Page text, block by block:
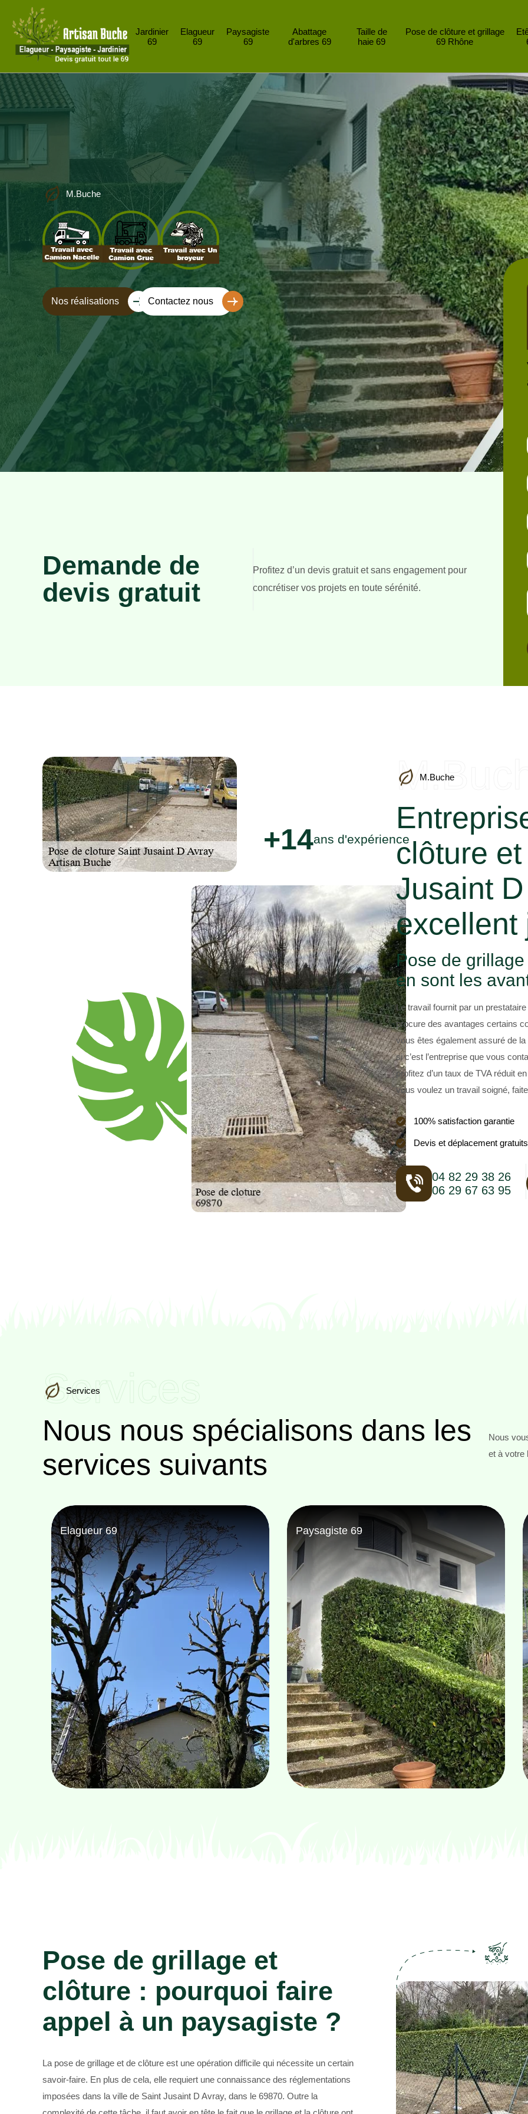
Jardinier
69
Elagueur
69
Paysagiste
69
Abattage
d'arbres 69
Taille de
haie 69
Pose de clôture et grillage
69 Rhône
M.Buche
Nos réalisations Contactez nous
Demande de
devis gratuit
Profitez d’un devis gratuit et sans engagement pour
concrétiser vos projets en toute sérénité.
+14ans d'expérience
M.Buche
clôture
Jusaint
excellent
Pose de
en sont les
Le travail fournit par un
procure des avantages certains
vous êtes également assuré de
si c’est l’entreprise que vous
profitez d’un taux de TVA réduit
vous voulez un travail soigné,
100% satisfaction garantie
Devis et déplacement gratuits
04 82 29 38 26
06 29 67 63 95
Services
Services
Nous nous spécialisons dans les
services suivants
Nous
et à votre
Paysagiste 69 Abattage d'arbres 69
Pose de grillage et
clôture : pourquoi faire
appel à un paysagiste ?
La pose de grillage et de clôture est une opération difficile qui nécessite un certain
savoir-faire. En plus de cela, elle requiert une connaissance des réglementations
imposées dans la ville de Saint Jusaint D Avray, dans le 69870. Outre la